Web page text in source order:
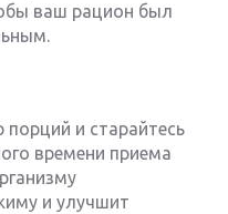
ваш рацион был
и старайтесь
времени приема
и улучшит